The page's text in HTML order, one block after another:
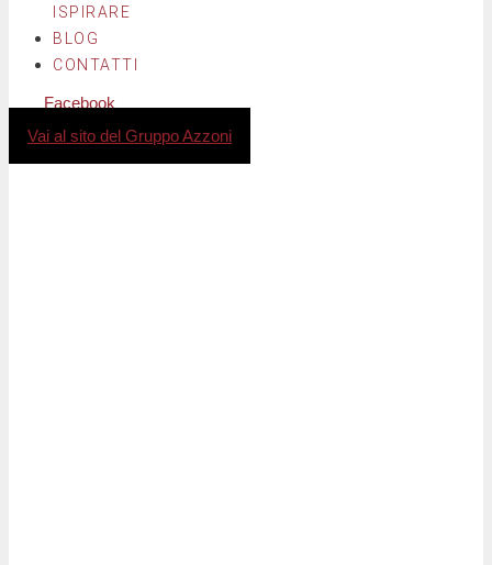
ISPIRARE
BLOG
CONTATTI
Facebook
Vai al sito del Gruppo Azzoni